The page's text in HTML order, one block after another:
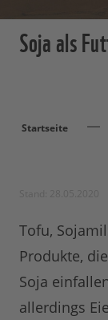
Soja als
Startseite
Tofu,
Produkte,
Soja
allerdings